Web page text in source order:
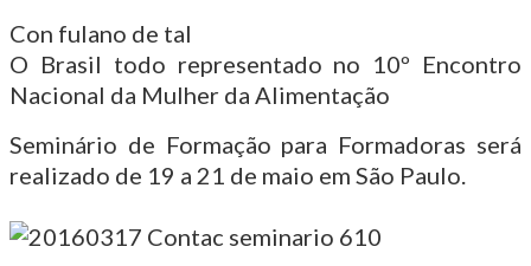
Con fulano de tal
O Brasil todo representado no 10º Encontro
Nacional da Mulher da Alimentação
Seminário de Formação para Formadoras será
realizado de 19 a 21 de maio em São Paulo.